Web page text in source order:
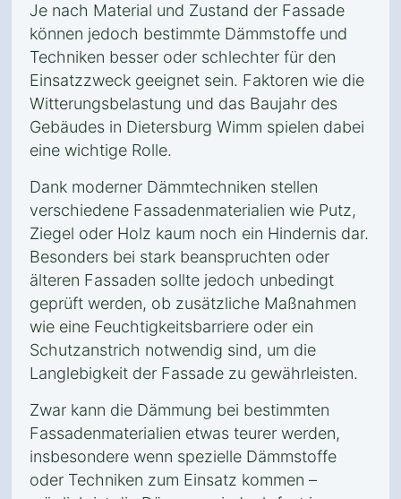
Je nach Material und Zustand der Fassade
können jedoch bestimmte Dämmstoffe und
Techniken besser oder schlechter für den
Einsatzzweck geeignet sein. Faktoren wie die
Witterungsbelastung und das Baujahr des
Gebäudes in Dietersburg Wimm spielen dabei
eine wichtige Rolle.
Dank moderner Dämmtechniken stellen
verschiedene Fassadenmaterialien wie Putz,
Ziegel oder Holz kaum noch ein Hindernis dar.
Besonders bei stark beanspruchten oder
älteren Fassaden sollte jedoch unbedingt
geprüft werden, ob zusätzliche Maßnahmen
wie eine Feuchtigkeitsbarriere oder ein
Schutzanstrich notwendig sind, um die
Langlebigkeit der Fassade zu gewährleisten.
Zwar kann die Dämmung bei bestimmten
Fassadenmaterialien etwas teurer werden,
insbesondere wenn spezielle Dämmstoffe
oder Techniken zum Einsatz kommen –